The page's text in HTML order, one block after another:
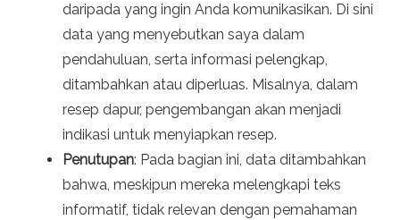
daripada yang ingin Anda komunikasikan. Di sini
data yang menyebutkan saya dalam
pendahuluan, serta informasi pelengkap,
ditambahkan atau diperluas. Misalnya, dalam
resep dapur, pengembangan akan menjadi
indikasi untuk menyiapkan resep.
Penutupan: Pada bagian ini, data ditambahkan
bahwa, meskipun mereka melengkapi teks
informatif, tidak relevan dengan pemahaman